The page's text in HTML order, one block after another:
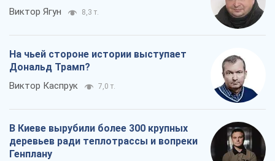
Виктор Ягун 8,3 т.
На чьей стороне истории выступает
Дональд Трамп?
Виктор Каспрук 7,0 т.
В Киеве вырубили более 300 крупных
деревьев ради теплотрассы и вопреки
Генплану